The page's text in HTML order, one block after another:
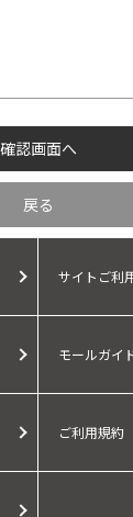
サイトご利
モールガイ
ご利用規約